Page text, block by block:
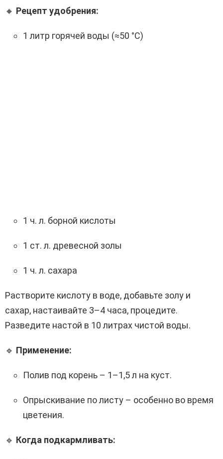
🔸 Рецепт удобрения:
1 литр горячей воды (≈50 °C)
1 ч. л. борной кислоты
1 ст. л. древесной золы
1 ч. л. сахара
Растворите кислоту в воде, добавьте золу и
сахар, настаивайте 3–4 часа, процедите.
Разведите настой в 10 литрах чистой воды.
🔹 Применение:
Полив под корень – 1–1,5 л на куст.
Опрыскивание по листу – особенно во время
цветения.
🔹 Когда подкармливать: